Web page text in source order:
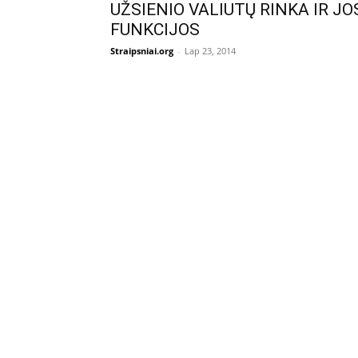
UŽSIENIO VALIUTŲ RINKA IR
FUNKCIJOS
Straipsniai.org - Lap 23, 2014